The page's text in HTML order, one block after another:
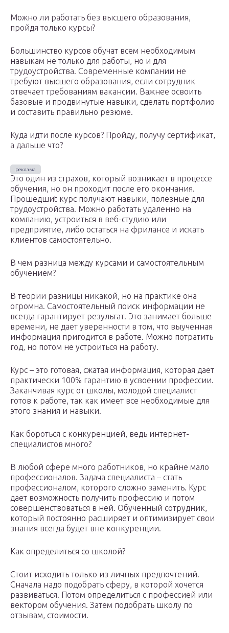
Можно ли работать без высшего образования,
пройдя только курсы?
Большинство курсов обучат всем необходимым
навыкам не только для работы, но и для
трудоустройства. Современные компании не
требуют высшего образования, если сотрудник
отвечает требованиям вакансии. Важнее освоить
базовые и продвинутые навыки, сделать портфолио
и составить правильно резюме.
Куда идти после курсов? Пройду, получу сертификат,
а дальше что?
Это один из страхов, который возникает в процессе
обучения, но он проходит после его окончания.
Прошедшиt курс получают навыки, полезные для
трудоустройства. Можно работать удаленно на
компанию, устроиться в веб-студию или
предприятие, либо остаться на фрилансе и искать
клиентов самостоятельно.
В чем разница между курсами и самостоятельным
обучением?
В теории разницы никакой, но на практике она
огромна. Самостоятельный поиск информации не
всегда гарантирует результат. Это занимает больше
времени, не дает уверенности в том, что выученная
информация пригодится в работе. Можно потратить
год, но потом не устроиться на работу.
Курс – это готовая, сжатая информация, которая дает
практически 100% гарантию в усвоении профессии.
Заканчивая курс от школы, молодой специалист
готов к работе, так как имеет все необходимые для
этого знания и навыки.
Как бороться с конкуренцией, ведь интернет-
специалистов много?
В любой сфере много работников, но крайне мало
профессионалов. Задача специалиста – стать
профессионалом, которого сложно заменить. Курс
дает возможность получить профессию и потом
совершенствоваться в ней. Обученный сотрудник,
который постоянно расширяет и оптимизирует свои
знания всегда будет вне конкуренции.
Как определиться со школой?
Стоит исходить только из личных предпочтений.
Сначала надо подобрать сферу, в которой хочется
развиваться. Потом определиться с профессией или
вектором обучения. Затем подобрать школу по
отзывам, стоимости.